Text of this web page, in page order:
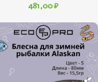
481,00 ₽